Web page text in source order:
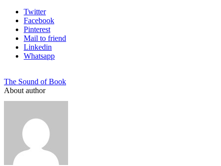
Twitter
Facebook
Pinterest
Mail to friend
Linkedin
Whatsapp
The Sound of Book
About author